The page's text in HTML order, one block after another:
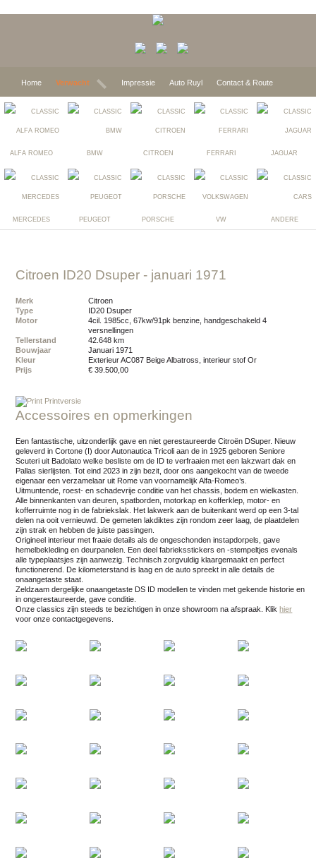
Home Verwacht Impressie Auto Ruyl Contact & Route
ALFA ROMEO BMW CITROEN FERRARI JAGUAR
MERCEDES PEUGEOT PORSCHE VW ANDERE
Citroen ID20 Dsuper - januari 1971
Merk
Citroen
Type
ID20 Dsuper
Motor
4cil. 1985cc, 67kw/91pk benzine, handgeschakeld 4
versnellingen
Tellerstand
42.648 km
Bouwjaar
januari 1971
Kleur
exterieur AC087 Beige Albatross, interieur stof Or
Prijs
€ 39.500,00
Printversie
Accessoires en opmerkingen
Een fantastische, uitzonderlijk gave en niet gerestaureerde Citroën DSuper. Nieuw
geleverd in Cortone (I) door Autonautica Tricoli aan de in 1925 geboren Seniore
Scuteri uit Badolato welke besliste om de ID te verfraaien met een lakzwart dak en
Pallas sierlijsten. Tot eind 2023 in zijn bezit, door ons aangekocht van de tweede
eigenaar een verzamelaar uit Rome van voornamelijk Alfa-Romeo’s.
Uitmuntende, roest- en schadevrije conditie van het chassis, bodem en wielkasten.
Alle binnenkanten van deuren, spatborden, motorkap en kofferklep, motor- en
kofferruimte nog in de fabriekslak. Het lakwerk aan de buitenkant werd op een 3-tal
delen na ooit vernieuwd. De gemeten lakdiktes zijn rondom zeer laag, de plaatdelen
zijn strak en hebben de juiste passingen.
Origineel interieur met fraaie details als de ongeschonden instapdorpels, gave
hemelbekleding en deurpanelen. Een deel fabrieksstickers en -stempeltjes evenals
alle typeplaatsjes zijn aanwezig. Technisch zorgvuldig klaargemaakt en perfect
functionerend. De kilometerstand is laag en de auto spreekt in alle details de
onaangetaste staat.
Zeldzaam dergelijke onaangetaste DS ID modellen te vinden met gekende historie en
in ongerestaureerde, gave conditie.
Onze classics zijn steeds te bezichtigen in onze showroom na afspraak.
Klik hier
voor onze contactgegevens.